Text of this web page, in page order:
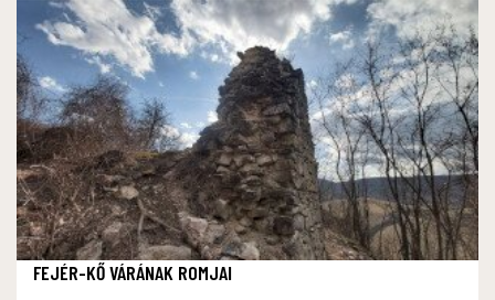
FEJÉR-KŐ VÁRÁNAK ROMJAI